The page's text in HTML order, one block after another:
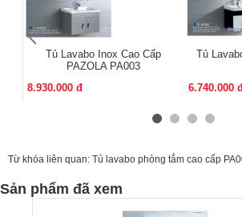
Tủ Lavabo Inox Cao Cấp
PAZOLA PA003
8.930.000 đ
Tủ
6.740.000
Từ khóa liên quan: Tủ lavabo phòng tắm cao cấp
Sản phẩm đã xem